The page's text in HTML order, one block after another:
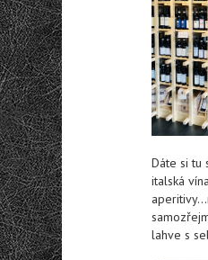
Dáte si tu
italská
lahve s